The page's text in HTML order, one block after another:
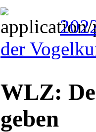
der
WLZ:
geben